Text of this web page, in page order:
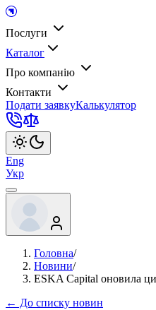
Послуги
Каталог
Про компанію
Контакти
Подати заявкуКалькулятор
Eng
Укр
Головна/
Новини/
ESKA Capital оновила
← До списку новин